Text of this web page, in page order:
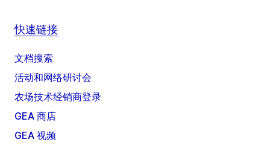
快速链接
文档搜索
活动和网络研讨会
农场技术经销商登录
GEA 商店
GEA 视频